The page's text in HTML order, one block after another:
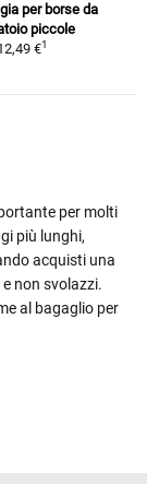
per borse da
piccole
€1
per molti
più lunghi,
acquisti una
non svolazzi.
al bagaglio per